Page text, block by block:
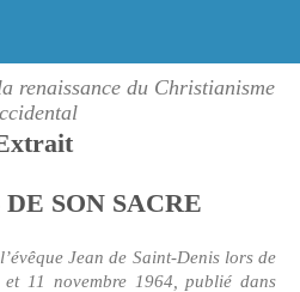
renaissance du Christianisme
SON SACRE
Jean de Saint-Denis lors de
11 novembre 1964, publié dans